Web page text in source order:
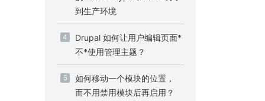
到生产环境
4
Drupal 如何让用户编辑页面*
不*使用管理主题？
5
如何移动一个模块的位置，
而不用禁用模块后再启用？